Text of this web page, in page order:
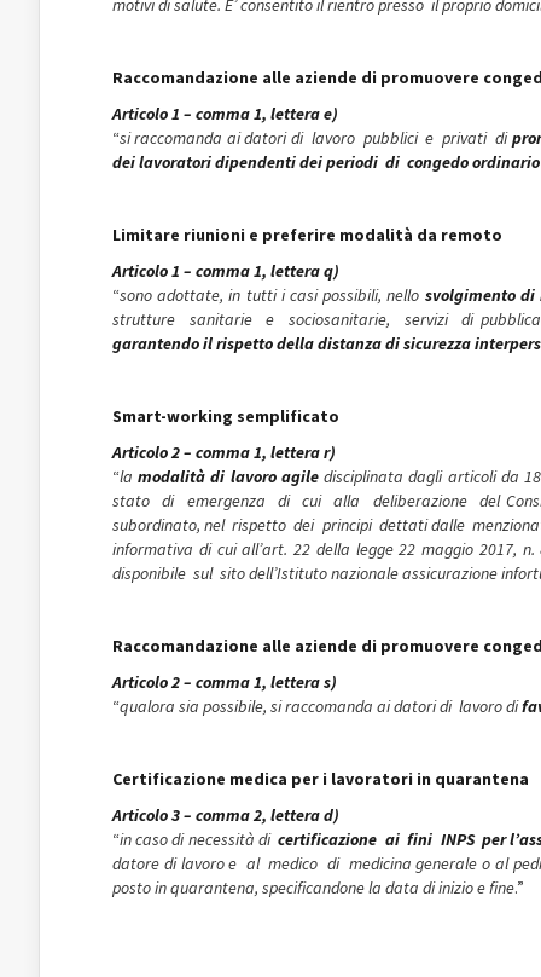
motivi di salute. E’ consentito il rientro presso il proprio
Raccomandazione alle aziende di promuovere
Articolo 1 – comma 1, lettera e)
“si raccomanda ai datori di lavoro pubblici e privati di
dei lavoratori dipendenti dei periodi di congedo
Limitare riunioni e preferire modalità da remoto
Articolo 1 – comma 1, lettera q)
“sono adottate, in tutti i casi possibili, nello svolgimento
strutture sanitarie e sociosanitarie, servizi di pubblica
garantendo il rispetto della distanza di sicurezza
Smart-working semplificato
Articolo 2 – comma 1, lettera r)
“lamodalità di lavoro agiledisciplinata dagli articoli da
stato di emergenza di cui alla deliberazione del
subordinato, nel rispetto dei principi dettati dalle
informativa di cui all’art. 22 della legge 22 maggio
disponibile sul sito dell’Istituto nazionale assicurazione
Raccomandazione alle aziende di promuovere
Articolo 2 – comma 1, lettera s)
“qualora sia possibile, si raccomanda ai datori di lavoro di
Certificazione medica per i lavoratori in quarantena
Articolo 3 – comma 2, lettera d)
“in caso di necessità dicertificazione ai fini INPS per
datore di lavoro e al medico di medicina generale o al
posto in quarantena, specificandone la data di inizio e fine.”